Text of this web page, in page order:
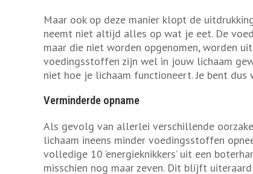
Maar ook op deze manier klopt de
neemt niet altijd alles op wat je eet. De
maar die niet worden opgenomen, worden
voedingsstoffen zijn wel in jouw lichaam
niet hoe je lichaam functioneert. Je bent dus
Verminderde opname
Als gevolg van allerlei verschillende
lichaam ineens minder voedingsstoffen
volledige 10 ‘energieknikkers’ uit een
misschien nog maar zeven. Dit blijft